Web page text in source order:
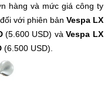
hàng và mức giá công ty
với phiên bản Vespa LX
(5.600 USD) vàVespa LX
(6.500 USD).